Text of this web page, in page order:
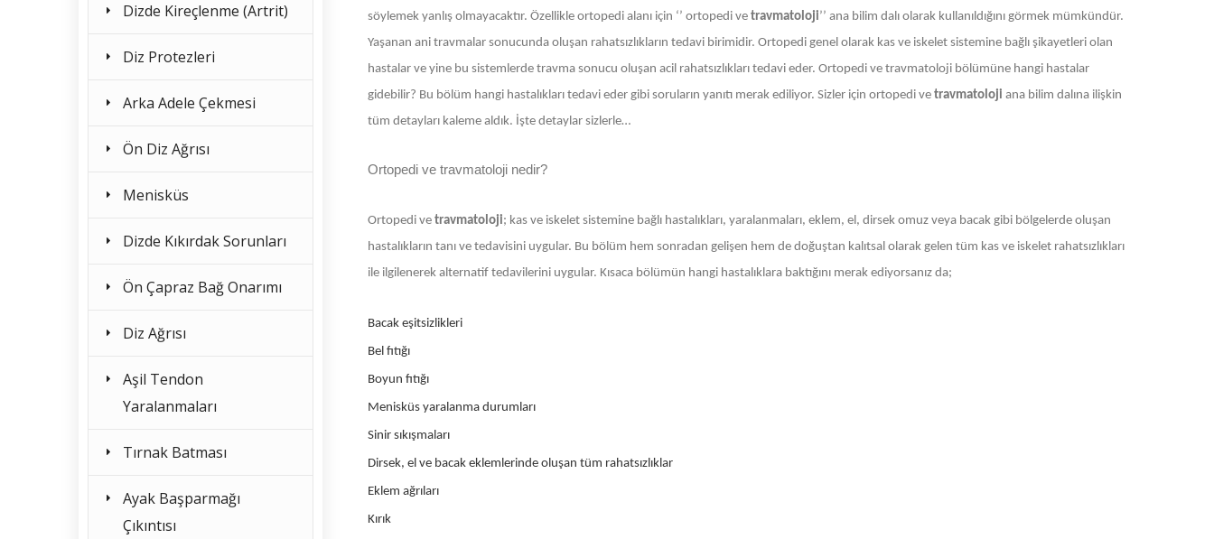
söylemek yanlış olmayacaktır. Özellikle ortopedi alanı için ‘’ ortopedi ve travmatoloji’’ ana bilim dalı olarak kullanıldığını görmek mümkündür.
Yaşanan ani travmalar sonucunda oluşan rahatsızlıkların tedavi birimidir. Ortopedi genel olarak kas ve iskelet sistemine bağlı şikayetleri olan
hastalar ve yine bu sistemlerde travma sonucu oluşan acil rahatsızlıkları tedavi eder. Ortopedi ve travmatoloji bölümüne hangi hastalar
gidebilir? Bu bölüm hangi hastalıkları tedavi eder gibi soruların yanıtı merak ediliyor. Sizler için ortopedi ve travmatoloji ana bilim dalına ilişkin
tüm detayları kaleme aldık. İşte detaylar sizlerle…
Ortopedi ve travmatoloji nedir?
Ortopedi ve travmatoloji; kas ve iskelet sistemine bağlı hastalıkları, yaralanmaları, eklem, el, dirsek omuz veya bacak gibi bölgelerde oluşan
hastalıkların tanı ve tedavisini uygular. Bu bölüm hem sonradan gelişen hem de doğuştan kalıtsal olarak gelen tüm kas ve iskelet rahatsızlıkları
ile ilgilenerek alternatif tedavilerini uygular. Kısaca bölümün hangi hastalıklara baktığını merak ediyorsanız da;
Bacak eşitsizlikleri
Bel fıtığı
Boyun fıtığı
Menisküs yaralanma durumları
Sinir sıkışmaları
Dirsek, el ve bacak eklemlerinde oluşan tüm rahatsızlıklar
Eklem ağrıları
Kırık
Dizde Kireçlenme (Artrit)
Diz Protezleri
Arka Adele Çekmesi
Ön Diz Ağrısı
Menisküs
Dizde Kıkırdak Sorunları
Ön Çapraz Bağ Onarımı
Diz Ağrısı
Aşil Tendon
Yaralanmaları
Tırnak Batması
Ayak Başparmağı
Çıkıntısı